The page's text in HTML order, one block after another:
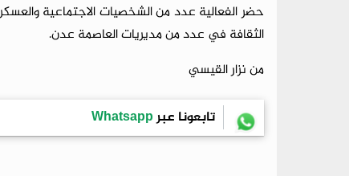
حضر الفعالية عدد من الشخصيات الاجتماعية
الثقافة في عدد من مديريات العاصمة عدن.
من نزار القيسي
تابعونا عبرWhatsapp